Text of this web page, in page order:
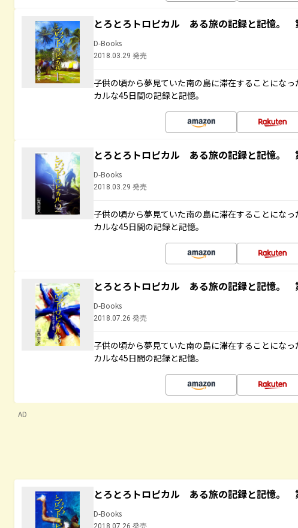
とろとろトロピカル ある旅の記録と記憶。
D-Books
2018.03.29 発売
子供の頃から夢見ていた南の島に滞在することにな
カルな45日間の記録と記憶。
とろとろトロピカル ある旅の記録と記憶。
D-Books
2018.03.29 発売
子供の頃から夢見ていた南の島に滞在することにな
カルな45日間の記録と記憶。
とろとろトロピカル ある旅の記録と記憶。
D-Books
2018.07.26 発売
子供の頃から夢見ていた南の島に滞在することにな
カルな45日間の記録と記憶。
AD
とろとろトロピカル ある旅の記録と記憶。
D-Books
2018.07.26 発売